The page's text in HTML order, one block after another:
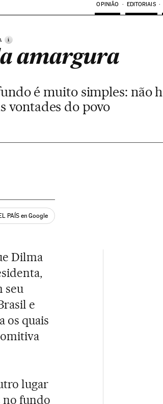
OPINIÃO EDITORIAIS
i
amargura
é muito simples: não
vontades do povo
PAÍS en Google
Dilma
seu
e
os quais
lugar
no fundo